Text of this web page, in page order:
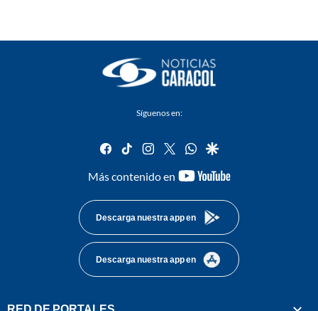
Síguenos en:
facebook
tiktok instagram
twitterwhatsapp
google
Más contenido en
youtube-
Descarga nuestra app en
Descarga nuestra app en